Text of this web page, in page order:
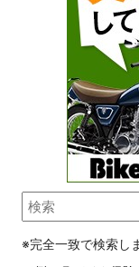
※完全一致で検索し